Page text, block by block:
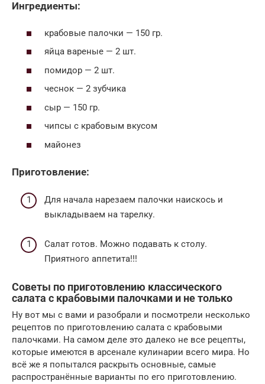
Ингредиенты:
крабовые палочки — 150 гр.
яйца вареные — 2 шт.
помидор — 2 шт.
чеснок — 2 зубчика
сыр — 150 гр.
чипсы с крабовым вкусом
майонез
Приготовление:
Для начала нарезаем палочки наискось и
выкладываем на тарелку.
Салат готов. Можно подавать к столу.
Приятного аппетита!!!
Советы по приготовлению классического
салата с крабовыми палочками и не только
Ну вот мы с вами и разобрали и посмотрели несколько
рецептов по приготовлению салата с крабовыми
палочками. На самом деле это далеко не все рецепты,
которые имеются в арсенале кулинарии всего мира. Но
всё же я попытался раскрыть основные, самые
распространённые варианты по его приготовлению.